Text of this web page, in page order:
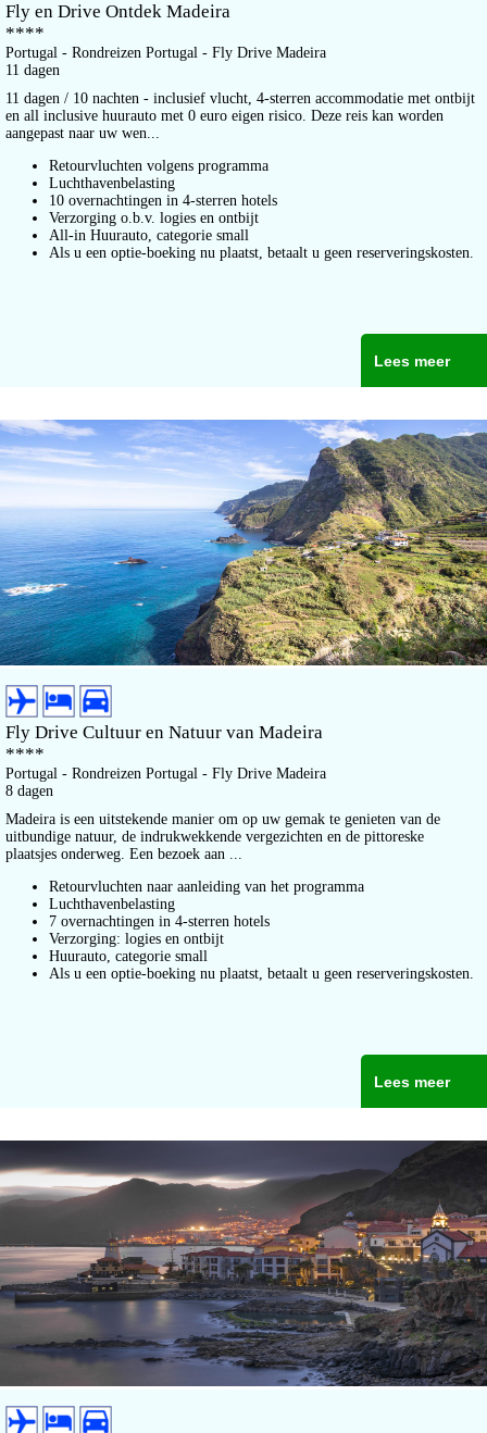
Fly en Drive Ontdek Madeira
****
Portugal - Rondreizen Portugal - Fly Drive Madeira
11 dagen
11 dagen / 10 nachten - inclusief vlucht, 4-sterren accommodatie met ontbijt
en all inclusive huurauto met 0 euro eigen risico. Deze reis kan worden
aangepast naar uw wen...
Retourvluchten volgens programma
Luchthavenbelasting
10 overnachtingen in 4-sterren hotels
Verzorging o.b.v. logies en ontbijt
All-in Huurauto, categorie small
Als u een optie-boeking nu plaatst, betaalt u geen reserveringskosten.
Lees meer
Fly Drive Cultuur en Natuur van Madeira
****
Portugal - Rondreizen Portugal - Fly Drive Madeira
8 dagen
Madeira is een uitstekende manier om op uw gemak te genieten van de
uitbundige natuur, de indrukwekkende vergezichten en de pittoreske
plaatsjes onderweg. Een bezoek aan ...
Retourvluchten naar aanleiding van het programma
Luchthavenbelasting
7 overnachtingen in 4-sterren hotels
Verzorging: logies en ontbijt
Huurauto, categorie small
Als u een optie-boeking nu plaatst, betaalt u geen reserveringskosten.
Lees meer